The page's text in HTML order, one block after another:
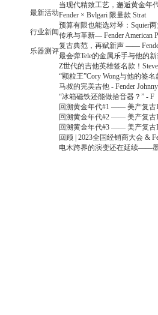
最新活动
行业新闻
乐器测评
当现代精致工艺，邂逅黄金年
Fender × Bvlgari 限量款 Strat
预算有限也能选对琴：Squier
传承与革新— Fender American P
复古典范，再赋新声 ——
最会弹Tele的金属乐手与他的
Z世代的吉他英雄签名款！
“颗粒王”Cory Wong与他的签名
马叔的完美吉他 - Fender Johnny
“冰箱磁铁还能做拾音器？” - F
回溯黄金年代#1 —— 美产复古
回溯黄金年代#2 —— 美产复古
回溯黄金年代#3 —— 美产复古
回顾 | 2023全国经销商大会 &
电木跨界的演变还在延续——